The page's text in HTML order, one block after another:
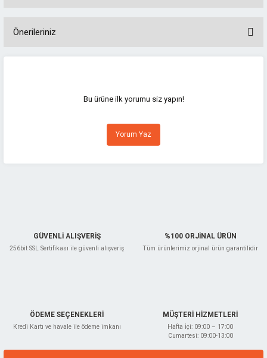
Önerileriniz
Görüş ve önerileriniz için teşekkür ederiz.
Ürün resmi kalitesiz, bozuk veya görüntülenemiyor.
Ürün açıklamasında eksik bilgiler bulunuyor.
Bu ürüne ilk yorumu siz yapın!
Yorum Yaz
GÜVENLİ ALIŞVERİŞ
256bit SSL Sertifikası ile güvenli alışveriş
%100 ORJİNAL ÜRÜN
Tüm ürünlerimiz orjinal ürün garantilidir
ÖDEME SEÇENEKLERİ
Kredi Kartı ve havale ile ödeme imkanı
MÜŞTERİ HİZMETLERİ
Hafta İçi: 09:00 – 17:00
Cumartesi: 09:00-13:00